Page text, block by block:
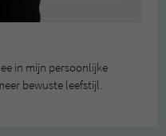
in mijn persoonlijke
bewuste leefstijl.